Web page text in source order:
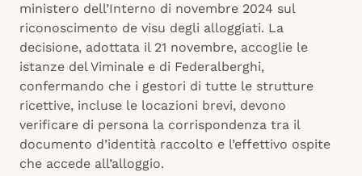
ministero dell’Interno di novembre 2024 sul
riconoscimento de visu degli alloggiati. La
decisione, adottata il 21 novembre, accoglie le
istanze del Viminale e di Federalberghi,
confermando che i gestori di tutte le strutture
ricettive, incluse le locazioni brevi, devono
verificare di persona la corrispondenza tra il
documento d’identità raccolto e l’effettivo ospite
che accede all’alloggio.